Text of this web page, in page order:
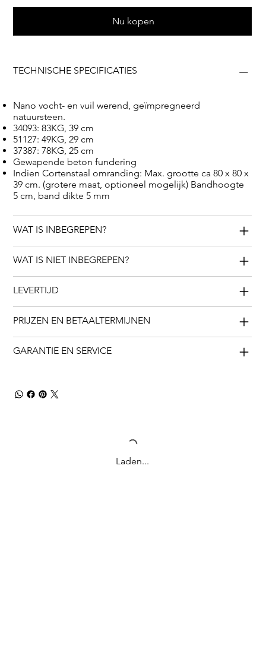
hout objecten zijn een waardevolle investering voor de
toekomst vanwege beperkte graflicenties, meestal niet
worden geplaatst in eigen tuinen als een eerbiedige
Nu kopen
TECHNISCHE SPECIFICATIES
Nano vocht- en vuil werend, geïmpregneerd
natuursteen.
34093: 83KG, 39 cm
51127: 49KG, 29 cm
37387: 78KG, 25 cm
Gewapende beton fundering
Indien Cortenstaal omranding: Max. grootte ca 80 x 80 x
39 cm. (grotere maat, optioneel mogelijk) Bandhoogte
5 cm, band dikte 5 mm
WAT IS INBEGREPEN?
WAT IS NIET INBEGREPEN?
LEVERTIJD
PRIJZEN EN BETAALTERMIJNEN
GARANTIE EN SERVICE
Laden...